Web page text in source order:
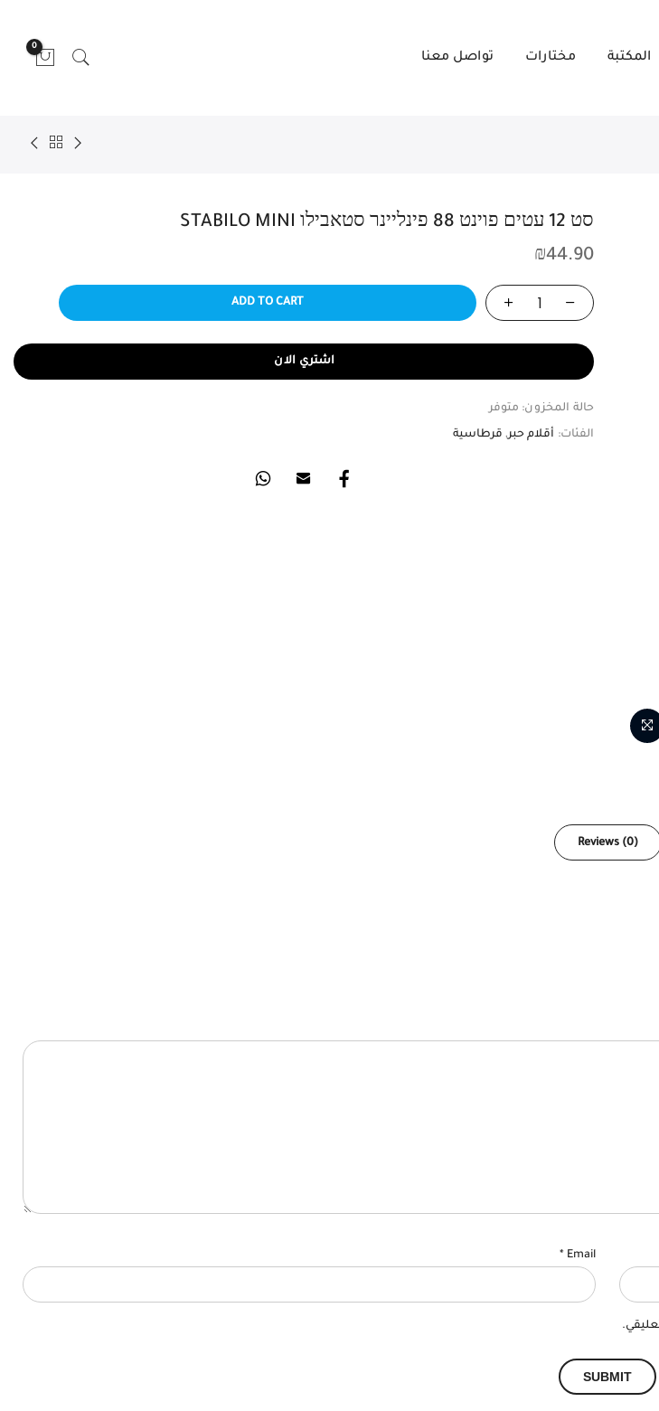
المكتبة مختارات تواصل معنا
0
סט 12 עטים פוינט 88 פינליינר סטאבילו STABILO MINI
₪44.90
ADD TO CART
اشتري الان
حالة المخزون: متوفر
الفئات: أقلام حبر, قرطاسية
Reviews (0)
Email
*